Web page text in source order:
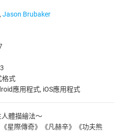
, Jason Brubaker
格式
應用程式, iOS應用程式
體描繪法～
星際傳奇》《凡赫辛》《功夫熊